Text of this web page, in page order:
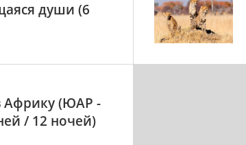
души (6
Африку (ЮАР -
/ 12 ночей)